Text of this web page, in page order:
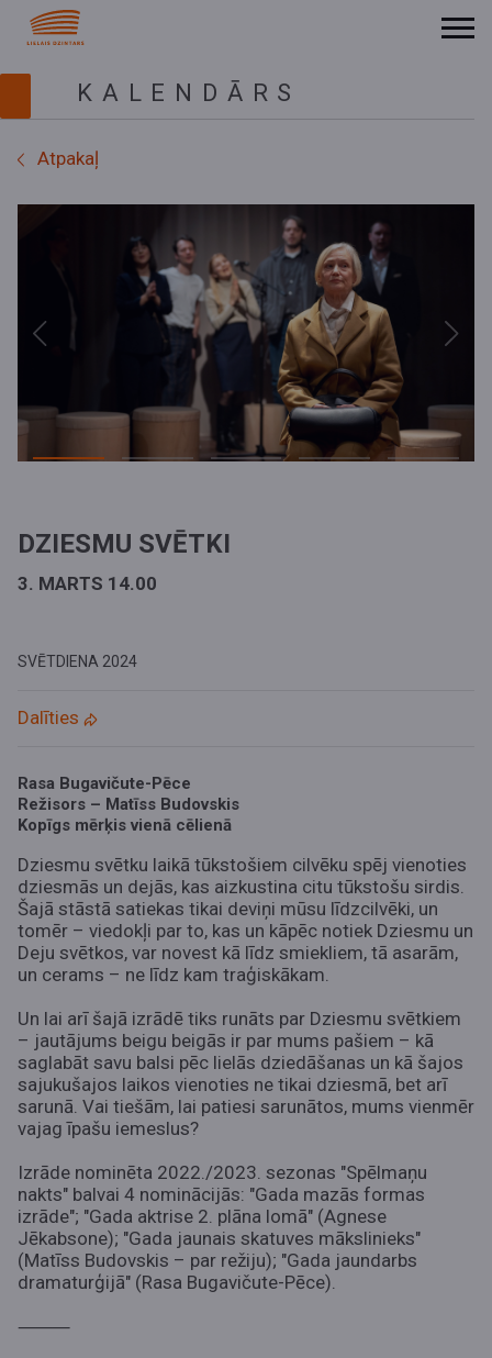
KALENDĀRS
Atpakaļ
Previous Next
DZIESMU SVĒTKI
3. MARTS 14.00
SVĒTDIENA 2024
Dalīties
Rasa Bugavičute-Pēce
Režisors – Matīss Budovskis
Kopīgs mērķis vienā cēlienā
Dziesmu svētku laikā tūkstošiem cilvēku spēj vienoties
dziesmās un dejās, kas aizkustina citu tūkstošu sirdis.
Šajā stāstā satiekas tikai deviņi mūsu līdzcilvēki, un
tomēr – viedokļi par to, kas un kāpēc notiek Dziesmu un
Deju svētkos, var novest kā līdz smiekliem, tā asarām,
un cerams – ne līdz kam traģiskākam.
Un lai arī šajā izrādē tiks runāts par Dziesmu svētkiem
– jautājums beigu beigās ir par mums pašiem – kā
saglabāt savu balsi pēc lielās dziedāšanas un kā šajos
sajukušajos laikos vienoties ne tikai dziesmā, bet arī
sarunā. Vai tiešām, lai patiesi sarunātos, mums vienmēr
vajag īpašu iemeslus?
Izrāde nominēta 2022./2023. sezonas "Spēlmaņu
nakts" balvai 4 nominācijās: "Gada mazās formas
izrāde"; "Gada aktrise 2. plāna lomā" (Agnese
Jēkabsone); "Gada jaunais skatuves mākslinieks"
(Matīss Budovskis – par režiju); "Gada jaundarbs
dramaturģijā" (Rasa Bugavičute-Pēce).
⸻